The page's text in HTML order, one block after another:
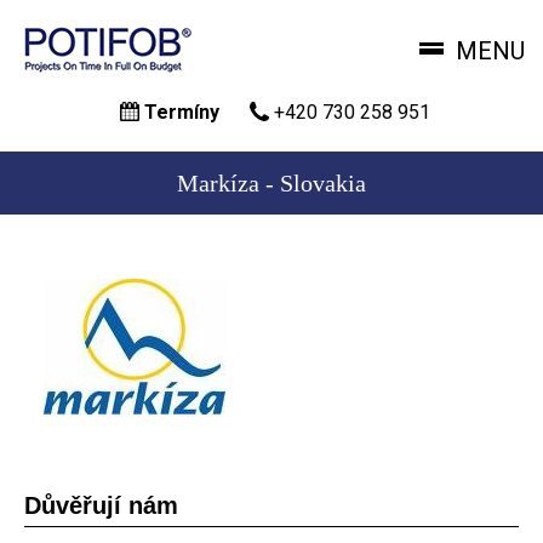
hlavnímu
MENU
Termíny +420 730 258 951
Markíza - Slovakia
Důvěřují nám